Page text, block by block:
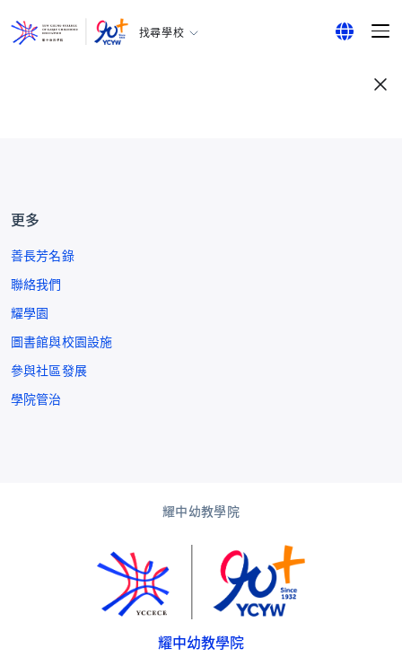
找尋學校
更多
善長芳名錄
聯絡我們
耀學園
圖書館與校園設施
參與社區發展
學院管治
耀中幼教學院
耀中幼教學院